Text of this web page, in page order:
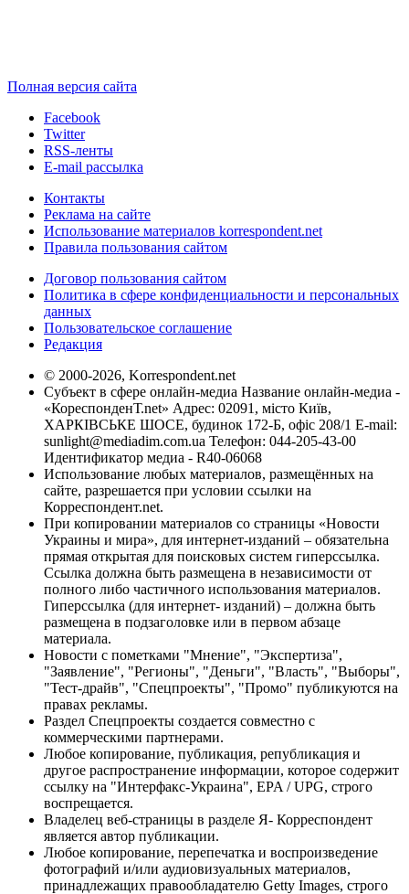
Полная версия сайта
Facebook
Twitter
RSS-ленты
E-mail рассылка
Контакты
Реклама на сайте
Использование материалов korrespondent.net
Правила пользования сайтом
Договор пользования сайтом
Политика в сфере конфиденциальности и персональных
данных
Пользовательское соглашение
Редакция
© 2000-2026, Korrespondent.net
Субъект в сфере онлайн-медиа Название онлайн-медиа -
«КореспонденТ.net» Адрес: 02091, місто Київ,
ХАРКІВСЬКЕ ШОСЕ, будинок 172-Б, офіс 208/1 E-mail:
sunlight@mediadim.com.ua Телефон: 044-205-43-00
Идентификатор медиа - R40-06068
Использование любых материалов, размещённых на
сайте, разрешается при условии ссылки на
Корреспондент.net.
При копировании материалов со страницы «Новости
Украины и мира», для интернет-изданий – обязательна
прямая открытая для поисковых систем гиперссылка.
Ссылка должна быть размещена в независимости от
полного либо частичного использования материалов.
Гиперссылка (для интернет- изданий) – должна быть
размещена в подзаголовке или в первом абзаце
материала.
Новости с пометками "Мнение", "Экспертиза",
"Заявление", "Регионы", "Деньги", "Власть", "Выборы",
"Тест-драйв", "Спецпроекты", "Промо" публикуются на
правах рекламы.
Раздел Спецпроекты создается совместно с
коммерческими партнерами.
Любое копирование, публикация, републикация и
другое распространение информации, которое содержит
ссылку на "Интерфакс-Украина", EPA / UPG, строго
воспрещается.
Владелец веб-страницы в разделе Я- Корреспондент
является автор публикации.
Любое копирование, перепечатка и воспроизведение
фотографий и/или аудиовизуальных материалов,
принадлежащих правообладателю Getty Images, строго